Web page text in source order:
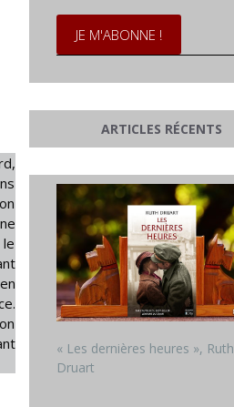
ARTICLES RÉCENTS
« Les dernières heures », Ruth
Druart